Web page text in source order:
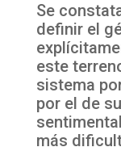
Se
definir el
este
sistema
por el de
más